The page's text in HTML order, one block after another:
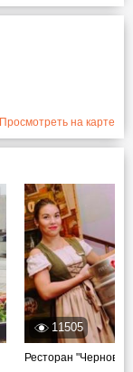
Просмотреть на карте
11505
Ресторан "Черновар"